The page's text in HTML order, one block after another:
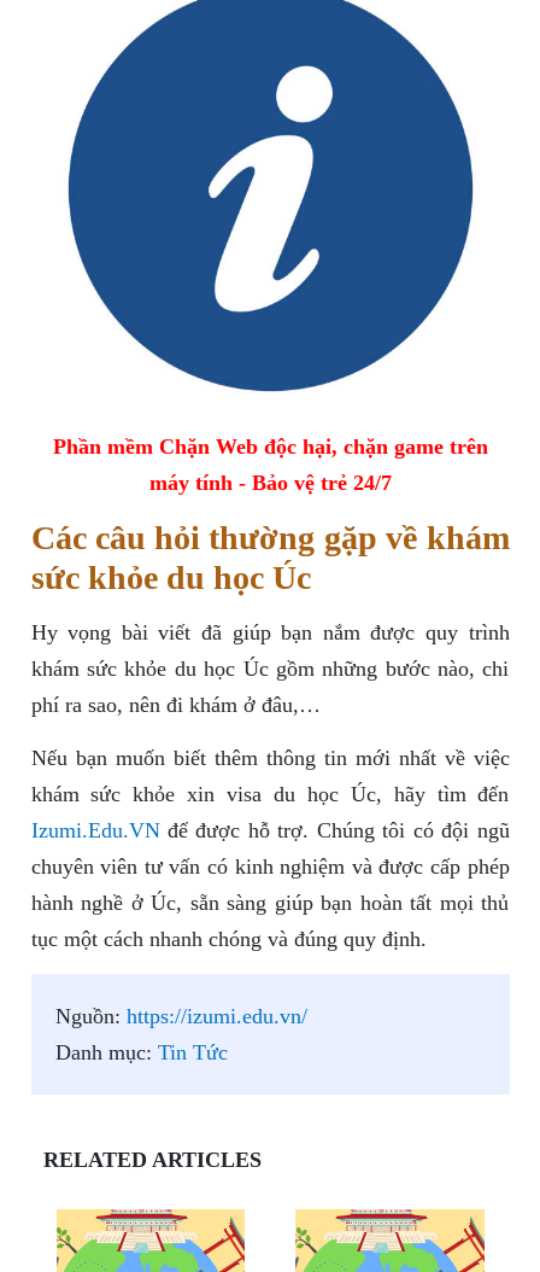
Phần mềm Chặn Web độc hại, chặn game trên
máy tính - Bảo vệ trẻ 24/7
Các câu hỏi thường gặp về khám
sức khỏe du học Úc
Hy vọng bài viết đã giúp bạn nắm được quy trình
khám sức khỏe du học Úc gồm những bước nào, chi
phí ra sao, nên đi khám ở đâu,…
Nếu bạn muốn biết thêm thông tin mới nhất về việc
khám sức khỏe xin visa du học Úc, hãy tìm đến
Izumi.Edu.VNđể được hỗ trợ. Chúng tôi có đội ngũ
chuyên viên tư vấn có kinh nghiệm và được cấp phép
hành nghề ở Úc, sẵn sàng giúp bạn hoàn tất mọi thủ
tục một cách nhanh chóng và đúng quy định.
Nguồn: https://izumi.edu.vn/
Danh mục: Tin Tức
RELATED ARTICLES